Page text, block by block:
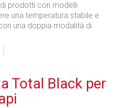
prodotti con modelli
una temperatura stabile e
una doppia modalità di
Total Black per